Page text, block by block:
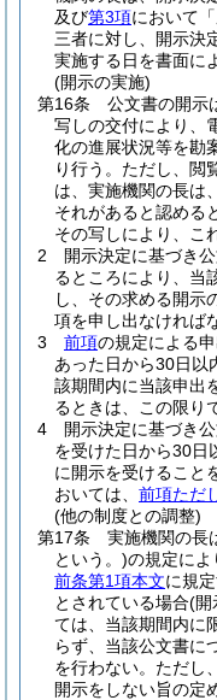
及び第3項において
三者に対し、開示決
実施する日を書面に
(開示の実施)
第16条
公文書の開示
写しの交付により、
化の進展状況等を勘
り行う。 ただし、閲
は、実施機関の長は
それがあると認める
その写しにより、こ
2
開示決定に基づき
るところにより、当
し、その求める開示
項を申し出なければ
3
前項の規定による申
あった日から30日以
該期間内に当該申出
るときは、この限り
4
開示決定に基づき
を受けた日から30日
に開示を受けること
おいては、 前項ただ
(他の制度との調整)
第17条
実施機関の長
という。)の規定によ
前条第1項本文に規
とされている場合(開
ては、当該期間内に
らず、当該公文書に
を行わない。 ただし
開示をしない旨の定